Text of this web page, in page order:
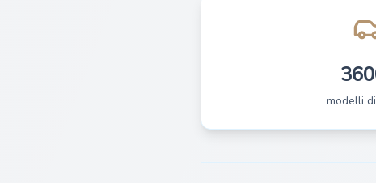
modelli